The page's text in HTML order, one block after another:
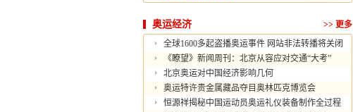
奥运经济 >> 更多
全球1600多起盗播奥运事件 网站非法转播将关闭
《瞭望》新闻周刊：北京从容应对交通“大考”
北京奥运对中国经济影响几何
奥运特许贵金属藏品夺目奥林匹克博览会
恒源祥揭秘中国运动员奥运礼仪装备制作全过程